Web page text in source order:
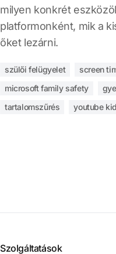
milyen konkrét
platformonként, mik a
őket lezárni.
szülői felügyelet screen
microsoft family safety
tartalomszűrés
youtube
Szolgáltatások